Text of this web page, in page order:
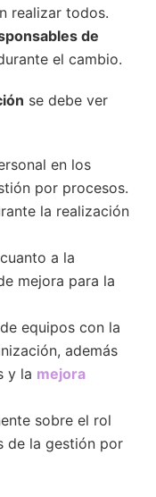
realizar todos.
de
el cambio.
se debe ver
en los
por procesos.
la realización
a la
mejora para la
equipos con la
además
y la mejora
sobre el rol
de la gestión por